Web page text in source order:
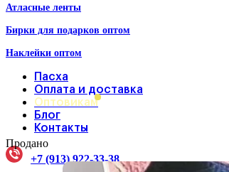
Атласные ленты
Бирки для подарков оптом
Наклейки оптом
Пасха
Оплата и доставка
Оптовикам
Блог
Контакты
+7 (913) 922-33-38
Продано